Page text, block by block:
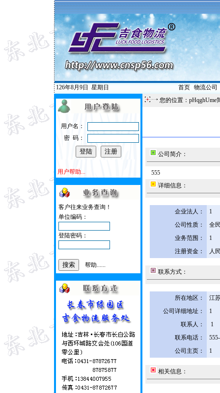
126年8月9日 星期日 首页| 物流公司
用户名：
密 码：
用户帮助...
客户往来业务查询！
单位编码：
登陆密码：
帮助......
您的位置：pHqghUme
公司简介：
555
详细信息：
企业法人：
1
公司性质：
全
业务范围：
1
注册资金：
人
联系方式：
所在地区：
江
公司详细地址：
1
联系人：
1
联系电话：
公司主页：
1
相关信息：